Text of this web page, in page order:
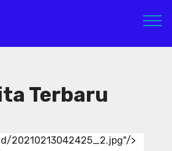
Terbaru
20210213042425_2.jpg"/>